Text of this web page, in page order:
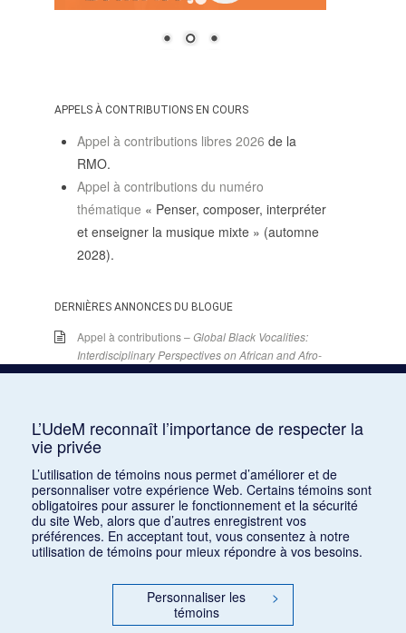
APPELS À CONTRIBUTIONS EN COURS
Appel à contributions libres 2026 de la
RMO.
Appel à contributions du numéro
thématique « Penser, composer, interpréter
et enseigner la musique mixte » (automne
2028).
DERNIÈRES ANNONCES DU BLOGUE
Appel à contributions –Global Black Vocalities:
Interdisciplinary Perspectives on African and Afro-
descendant Expressive Cultures– 15 décembre
Appel de conférences – « Expressions sonores de
la violence et transformations technologiques
dans le cinéma européen, des années 1970 à la
transition numérique » – 30 septembre 2026
15 juin 2026
Appel de conférences – « Les rencontres de
musicologie médiévalle » – 30 juin 2026
LES CARNETS DE LA RMO
L’UdeM reconnaît l’importance de respecter la
vie privée
L’utilisation de témoins nous permet d’améliorer et de
personnaliser votre expérience Web. Certains témoins sont
obligatoires pour assurer le fonctionnement et la sécurité
du site Web, alors que d’autres enregistrent vos
préférences. En acceptant tout, vous consentez à notre
utilisation de témoins pour mieux répondre à vos besoins.
Personnaliser les
témoins
>